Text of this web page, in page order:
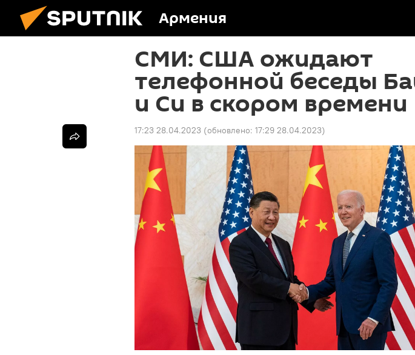
Армения
СМИ: США ожидают
телефонной беседы
и Си в скором времени
17:23 28.04.2023 (обновлено: 17:29 28.04.2023)